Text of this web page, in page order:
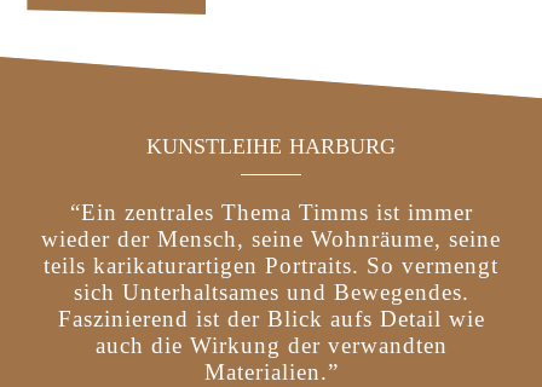
KUNSTLEIHE HARBURG
“Ein zentrales Thema Timms ist immer
wieder der Mensch, seine Wohnräume, seine
teils karikaturartigen Portraits. So vermengt
sich Unterhaltsames und Bewegendes.
Faszinierend ist der Blick aufs Detail wie
auch die Wirkung der verwandten
Materialien.”